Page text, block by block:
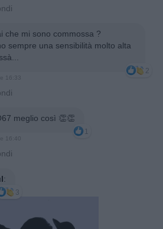
che mi sono commossa ?
sempre una sensibilità molto alta
2
16:33
meglio così 👏👏
1
16:40
:
3